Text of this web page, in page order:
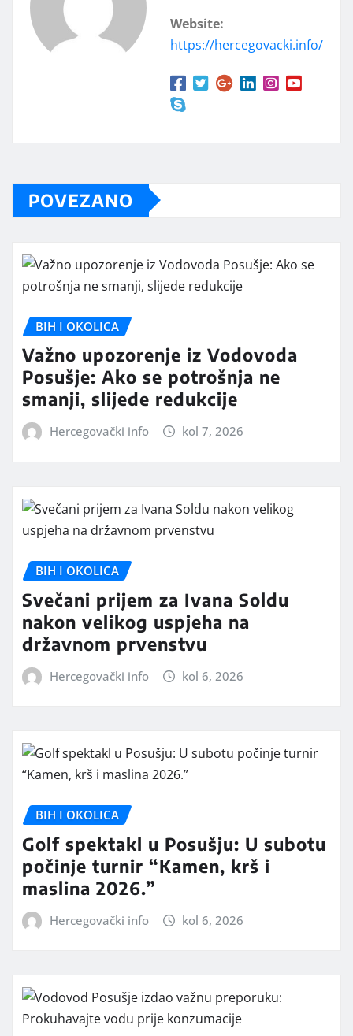
Website:
https://hercegovacki.info/
POVEZANO
BIH I OKOLICA
Važno upozorenje iz Vodovoda
Posušje: Ako se potrošnja ne
smanji, slijede redukcije
Hercegovački info kol 7, 2026
BIH I OKOLICA
Svečani prijem za Ivana Soldu
nakon velikog uspjeha na
državnom prvenstvu
Hercegovački info kol 6, 2026
BIH I OKOLICA
Golf spektakl u Posušju: U subotu
počinje turnir “Kamen, krš i
maslina 2026.”
Hercegovački info kol 6, 2026